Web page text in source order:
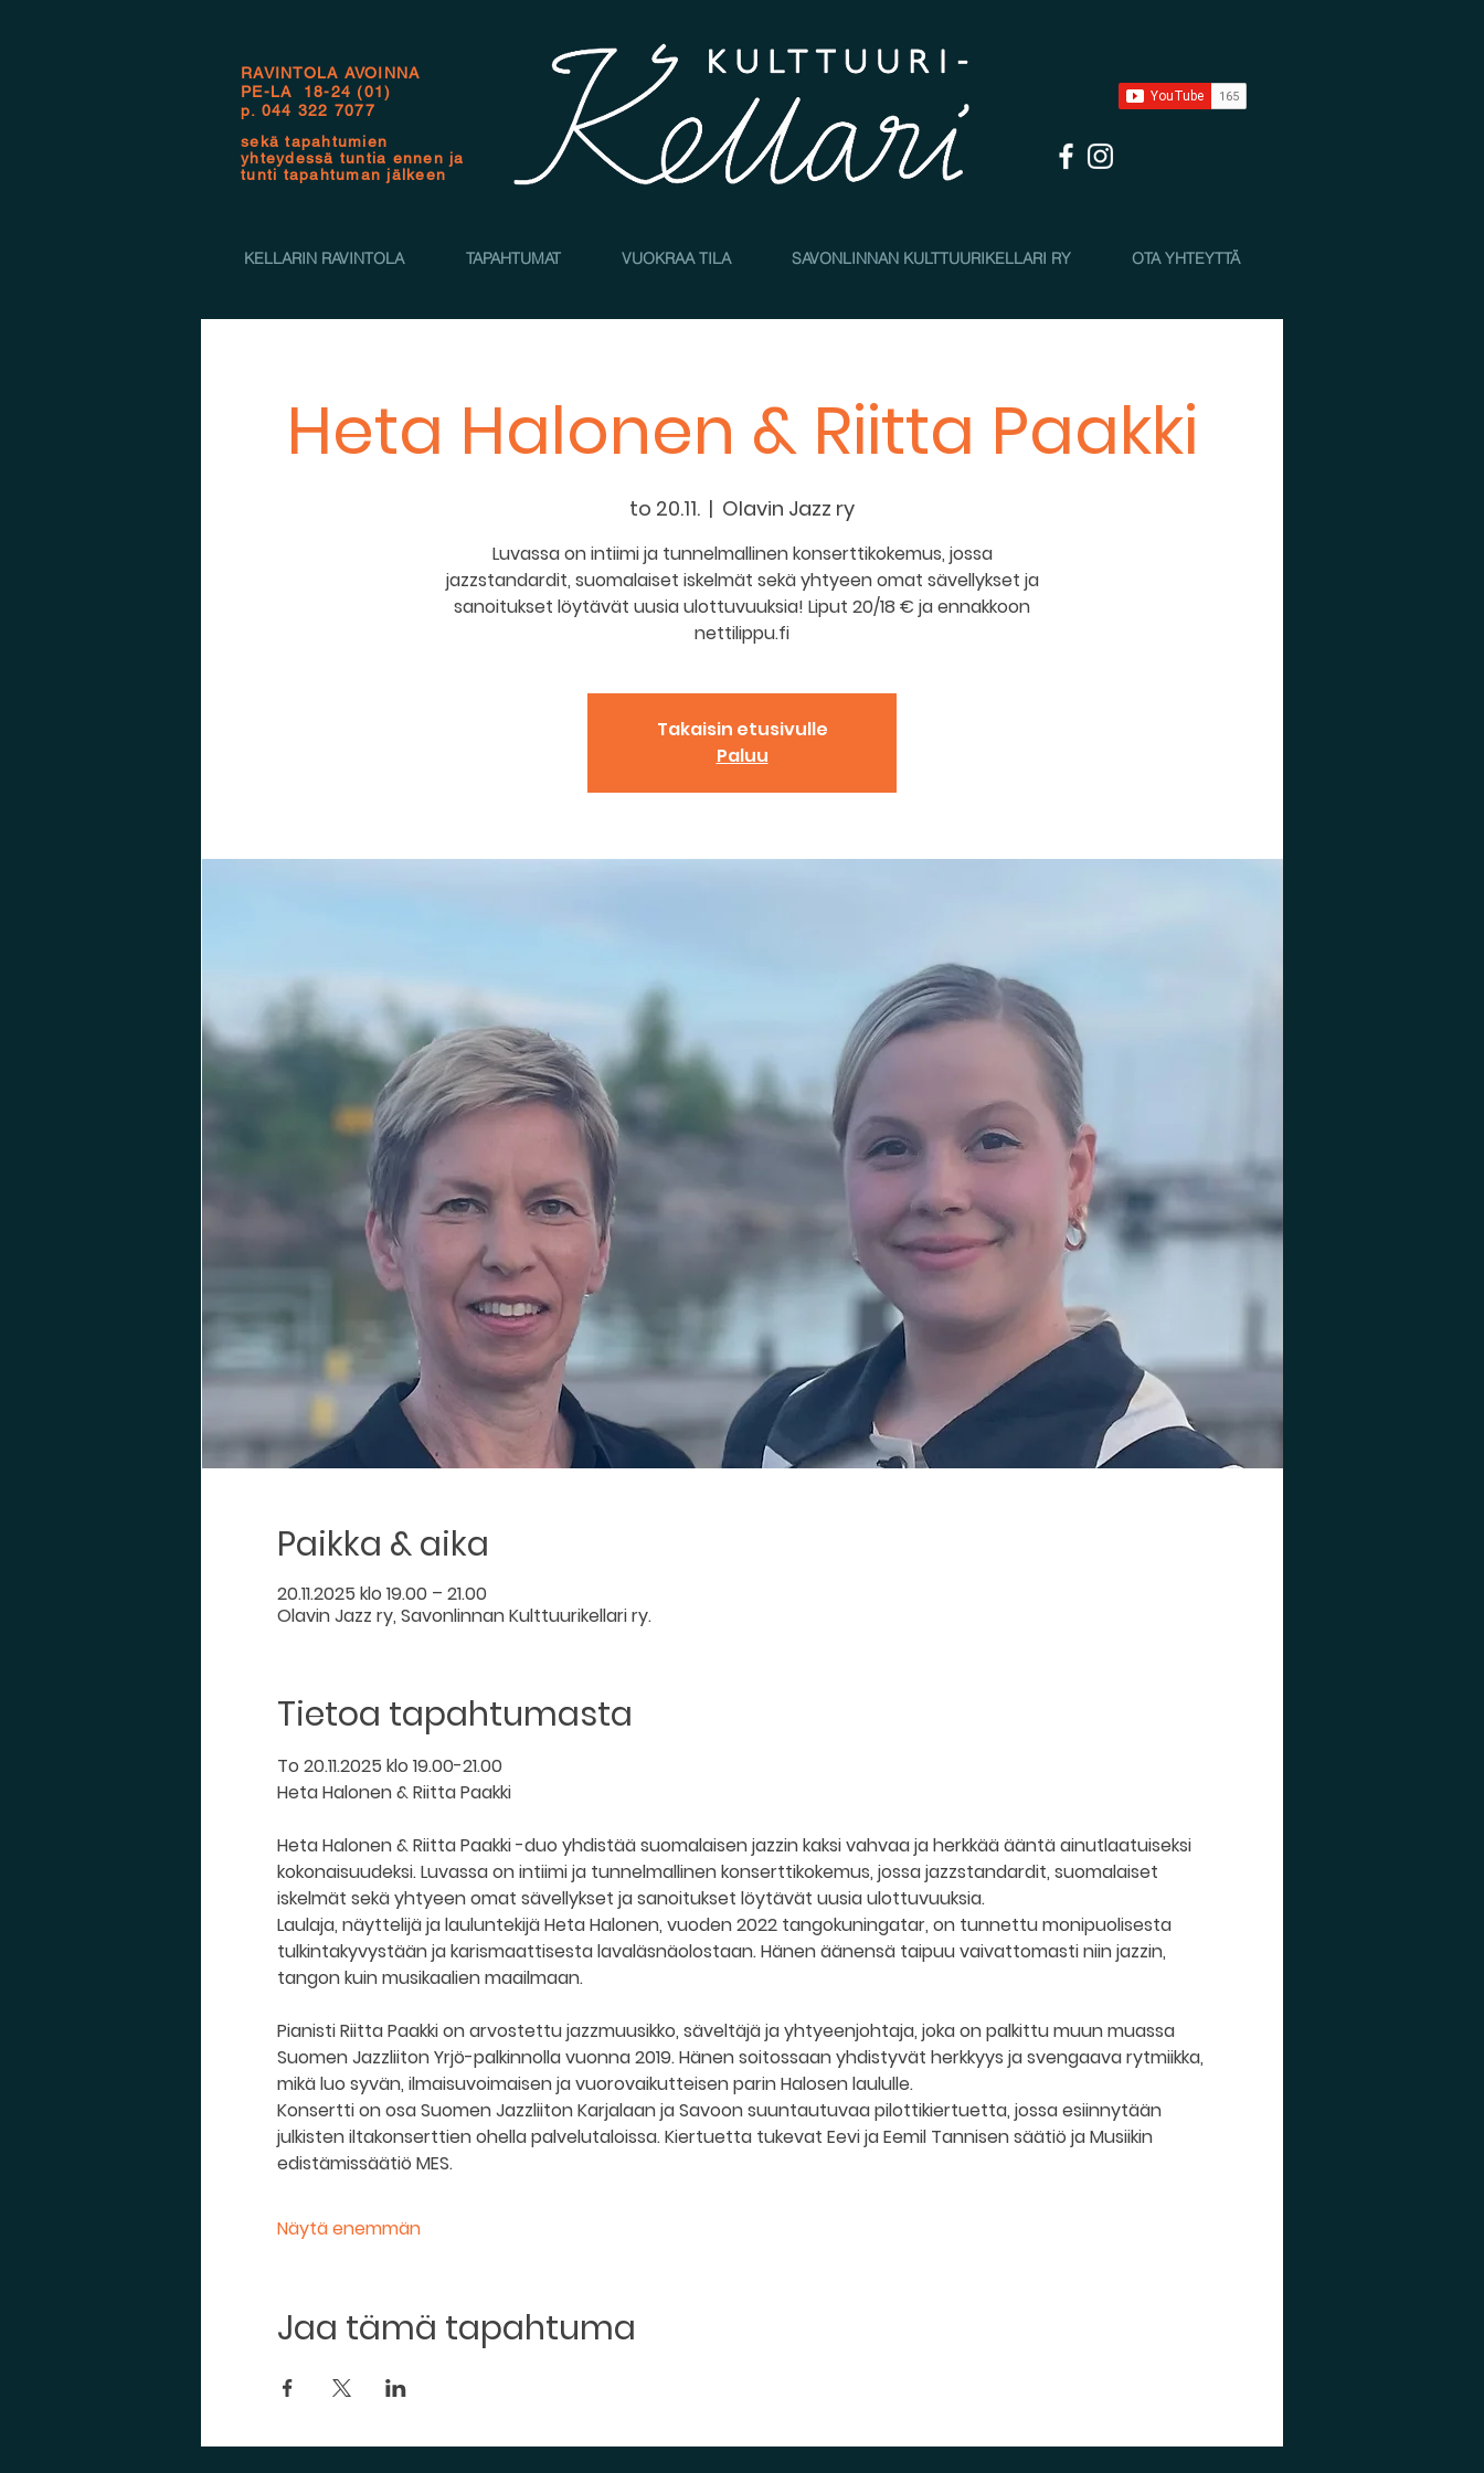
RAVINTOLA AVOINNA
PE-LA 18-24 (01)
p. 044 322 7077
sekä tapahtumien
yhteydessä tuntia ennen ja
tunti tapahtuman jälkeen
KELLARIN RAVINTOLA TAPAHTUMAT VUOKRAA TILA SAVONLINNAN KULTTUURIKELLARI RY OTA YHTEYTTÄ
Heta Halonen & Riitta Paakki
to 20.11.
  |
Olavin Jazz ry
Luvassa on intiimi ja tunnelmallinen konserttikokemus, jossa
jazzstandardit, suomalaiset iskelmät sekä yhtyeen omat sävellykset ja
sanoitukset löytävät uusia ulottuvuuksia! Liput 20/18 € ja ennakkoon
nettilippu.fi
Takaisin etusivulle
Paluu
Paikka & aika
20.11.2025 klo 19.00 – 21.00
Olavin Jazz ry, Savonlinnan Kulttuurikellari ry.
Tietoa tapahtumasta
To 20.11.2025 klo 19.00-21.00
Heta Halonen & Riitta Paakki
Heta Halonen & Riitta Paakki -duo yhdistää suomalaisen jazzin kaksi vahvaa ja herkkää ääntä ainutlaatuiseksi
kokonaisuudeksi. Luvassa on intiimi ja tunnelmallinen konserttikokemus, jossa jazzstandardit, suomalaiset
iskelmät sekä yhtyeen omat sävellykset ja sanoitukset löytävät uusia ulottuvuuksia.
Laulaja, näyttelijä ja lauluntekijä Heta Halonen, vuoden 2022 tangokuningatar, on tunnettu monipuolisesta
tulkintakyvystään ja karismaattisesta lavaläsnäolostaan. Hänen äänensä taipuu vaivattomasti niin jazzin,
tangon kuin musikaalien maailmaan.
Pianisti Riitta Paakki on arvostettu jazzmuusikko, säveltäjä ja yhtyeenjohtaja, joka on palkittu muun muassa
Suomen Jazzliiton Yrjö-palkinnolla vuonna 2019. Hänen soitossaan yhdistyvät herkkyys ja svengaava rytmiikka,
mikä luo syvän, ilmaisuvoimaisen ja vuorovaikutteisen parin Halosen laululle.
Konsertti on osa Suomen Jazzliiton Karjalaan ja Savoon suuntautuvaa pilottikiertuetta, jossa esiinnytään
julkisten iltakonserttien ohella palvelutaloissa. Kiertuetta tukevat Eevi ja Eemil Tannisen säätiö ja Musiikin
edistämissäätiö MES.
Näytä enemmän
Jaa tämä tapahtuma